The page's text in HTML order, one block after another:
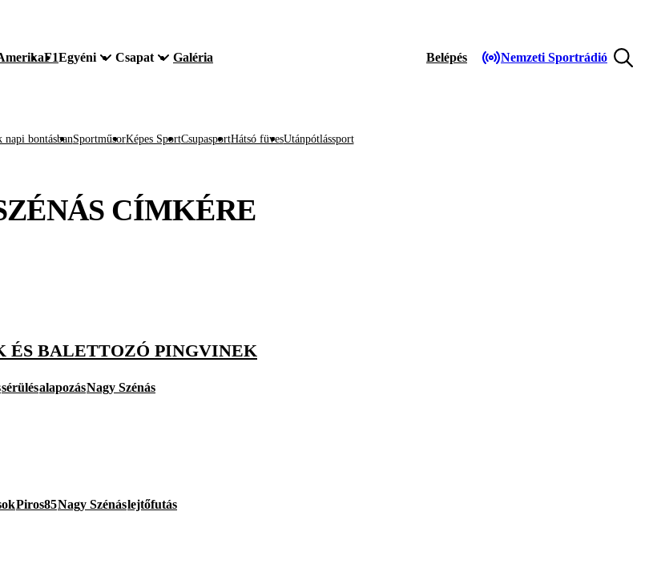
F1Egyéni Csapat Galéria Belépés Nemzeti Sportrádió
napi bontásbanSportműsorKépes SportCsupasportHátsó füvesUtánpótlássport
CÍMKÉRE
ÉS BALETTOZÓ PINGVINEK
sérülésalapozásNagy Szénás
Piros85Nagy Szénáslejtőfutás